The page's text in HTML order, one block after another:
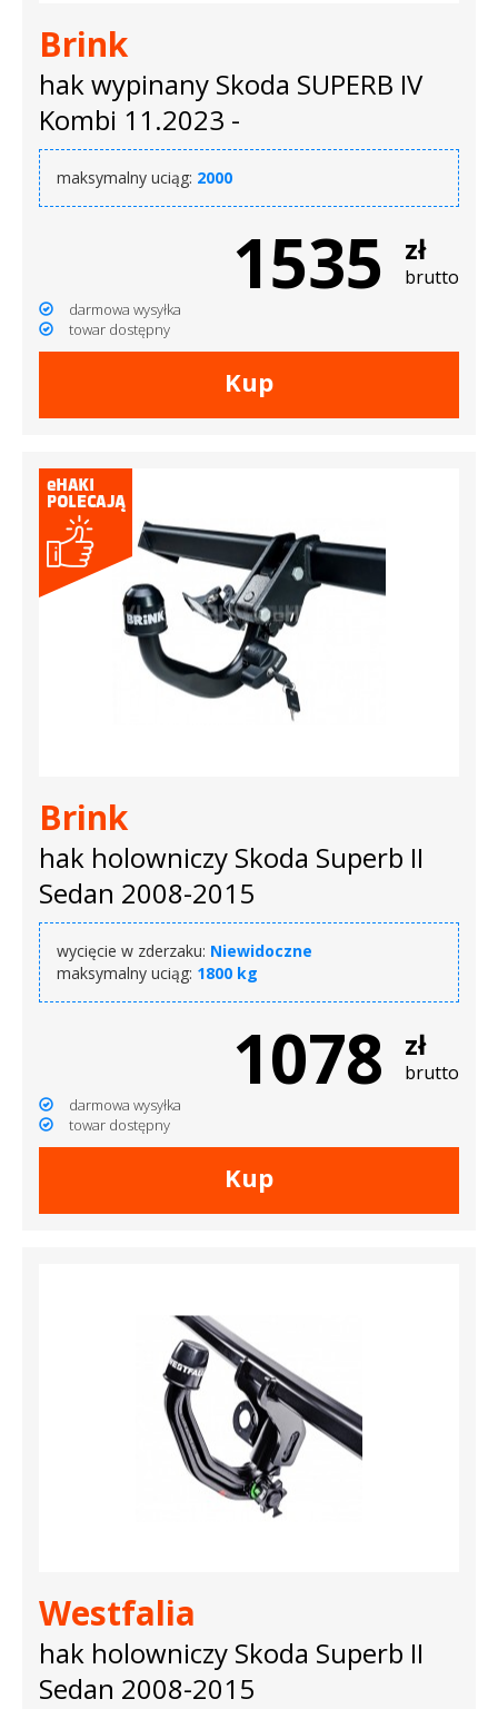
Brink
hak wypinany Skoda SUPERB IV
Kombi 11.2023 -
maksymalny uciąg: 2000
1535 zł
brutto
darmowa wysyłka
towar dostępny
Kup
Brink
hak holowniczy Skoda Superb II
Sedan 2008-2015
wycięcie w zderzaku: Niewidoczne
maksymalny uciąg: 1800 kg
1078 zł
brutto
darmowa wysyłka
towar dostępny
Kup
Westfalia
hak holowniczy Skoda Superb II
Sedan 2008-2015